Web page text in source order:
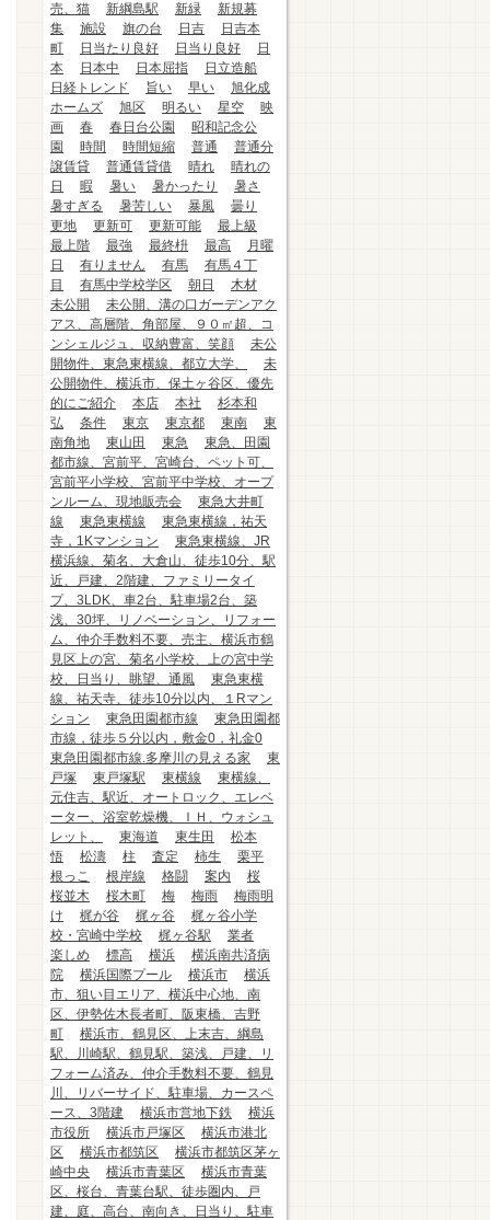
売、猫
新綱島駅 新緑
新規募
集
施設 旗の台 日吉
日吉本
町
日当たり良好 日当り良好
日
本
日本中 日本屈指
日立造船
日経トレンド
旨い 早い
旭化成
ホームズ
旭区 明るい 星空
映
画
春 春日台公園
昭和記念公
園
時間 時間短縮 普通
普通分
譲賃貸
普通賃貸借 晴れ
晴れの
日
暇 暑い 暑かったり
暑さ
暑すぎる
暑苦しい 暴風
曇り
更地
更新可 更新可能
最上級
最上階
最強 最終枡 最高
月曜
日
有りません 有馬
有馬４丁
目
有馬中学校学区 朝日
木材
未公開
未公開、溝の口ガーデンアク
アス、高層階、角部屋、９０㎡超、コ
ンシェルジュ、収納豊富、笑顔
未公
開物件、東急東横線、都立大学、
未
公開物件、横浜市、保土ヶ谷区、優先
的にご紹介
本店 本社
杉本和
弘
条件 東京 東京都 東南
東
南角地
東山田 東急
東急、田園
都市線、宮前平、宮崎台、ペット可、
宮前平小学校、宮前平中学校、オープ
ンルーム、現地販売会
東急大井町
線
東急東横線
東急東横線，祐天
寺，1Kマンション
東急東横線、JR
横浜線、菊名、大倉山、徒歩10分、駅
近、戸建、2階建、ファミリータイ
プ、3LDK、車2台、駐車場2台、築
浅、30坪、リノベーション、リフォー
ム、仲介手数料不要、売主、横浜市鶴
見区上の宮、菊名小学校、上の宮中学
校、日当り、眺望、通風
東急東横
線、祐天寺、徒歩10分以内、１Rマン
ション
東急田園都市線
東急田園都
市線，徒歩５分以内，敷金0，礼金0
東急田園都市線.多摩川の見える家
東
戸塚
東戸塚駅 東横線
東横線、
元住吉、駅近、オートロック、エレベ
ーター、浴室乾燥機、ＩＨ、ウォシュ
レット、
東海道 東生田
松本
悟
松濤 柱 査定 柿生
栗平
根っこ
根岸線 格闘 案内
桜
桜並木
桜木町 梅 梅雨
梅雨明
け
梶が谷 梶ヶ谷
梶ヶ谷小学
校・宮崎中学校
梶ヶ谷駅
業者
楽しめ
標高 横浜
横浜南共済病
院
横浜国際プール 横浜市
横浜
市、狙い目エリア、横浜中心地、南
区、伊勢佐木長者町、阪東橋、吉野
町
横浜市、鶴見区、上末吉、綱島
駅、川崎駅、鶴見駅、築浅、戸建、リ
フォーム済み、仲介手数料不要、鶴見
川、リバーサイド、駐車場、カースペ
ース、3階建
横浜市営地下鉄
横浜
市役所
横浜市戸塚区
横浜市港北
区
横浜市都筑区
横浜市都筑区茅ヶ
崎中央
横浜市青葉区
横浜市青葉
区、桜台、青葉台駅、徒歩圏内、戸
建、庭、高台、南向き、日当り、駐車